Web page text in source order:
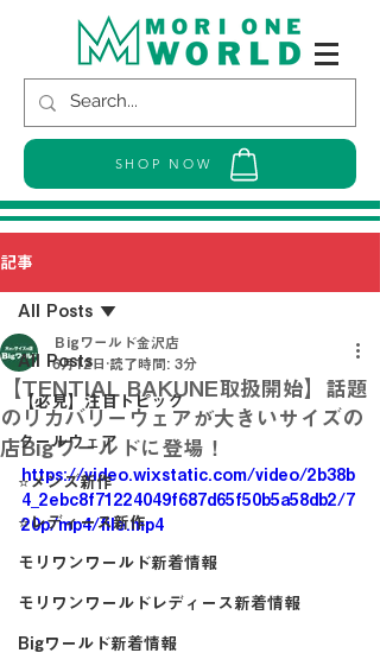
SHOP NOW
記事
All Posts
【必見】注目トピック
クールウェア
⭐メンズ新作
⭐レディース新作
モリワンワールド新着情報
モリワンワールドレディース新着情報
Bigワールド新着情報
All Posts
【TENTIAL BAKUNE取扱開始】話題
のリカバリーウェアが大きいサイズの
店Bigワールドに登場！
Ｂigワールド金沢店
6月12日 読了時間: 3分
https://video.wixstatic.com/video/2b38b
4_2ebc8f71224049f687d65f50b5a58db2/7
20p/mp4/file.mp4